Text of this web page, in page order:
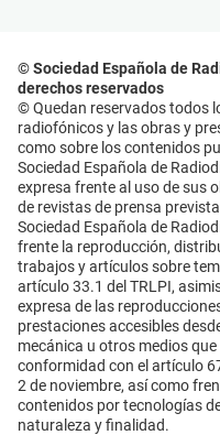
© Sociedad Española de
derechos reservados
© Quedan reservados todos
radiofónicos y las obras y
como sobre los contenidos
Sociedad Española de
expresa frente al uso de sus
de revistas de prensa
Sociedad Española de
frente la reproducción,
trabajos y artículos sobre
artículo 33.1 del TRLPI,
expresa de las
prestaciones accesibles
mecánica u otros medios
conformidad con el artículo
2 de noviembre, así como
contenidos por tecnologías
naturaleza y finalidad.